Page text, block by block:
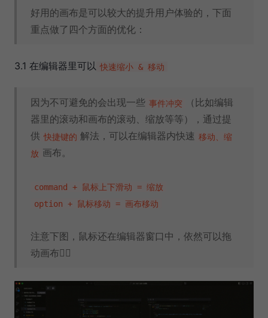
好用的画布是可以较大的提升用户体验的，下面
重点做了四个方面的优化：
3.1 在编辑器里可以 快速缩小 & 移动
因为不可避免的会出现一些 事件冲突
（比如编辑
器里的滚动和画布的滚动、缩放等等），通过提
供 快捷键的 解法，可以在编辑器内快速 移动、缩
放 画布。
command + 鼠标上下滑动 = 缩放
option + 鼠标移动 = 画布移动
注意下图，鼠标还在编辑器窗口中，依然可以拖
动画布👇🏻